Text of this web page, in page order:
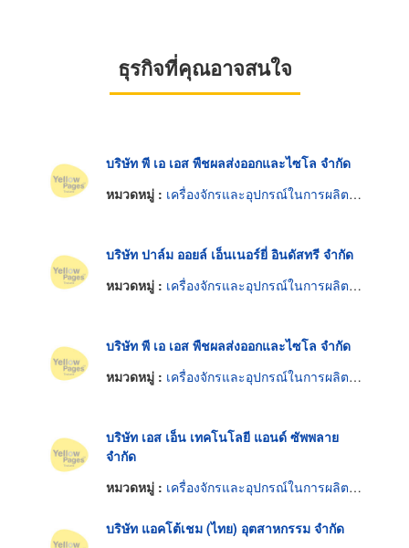
ธุรกิจที่คุณอาจสนใจ
บริษัท พี เอ เอส พืชผลส่งออกและไซโล จำกัด
หมวดหมู่ : เครื่องจักรและอุปกรณ์ในการผลิตน้ำมันพืช
บริษัท ปาล์ม ออยล์ เอ็นเนอร์ยี่ อินดัสทรี จำกัด
หมวดหมู่ : เครื่องจักรและอุปกรณ์ในการผลิตน้ำมันพืช
บริษัท พี เอ เอส พืชผลส่งออกและไซโล จำกัด
หมวดหมู่ : เครื่องจักรและอุปกรณ์ในการผลิตน้ำมันพืช
บริษัท เอส เอ็น เทคโนโลยี แอนด์ ซัพพลาย
จำกัด
หมวดหมู่ : เครื่องจักรและอุปกรณ์ในการผลิตน้ำมันพืช
บริษัท แอคโต้เชม (ไทย) อุตสาหกรรม จำกัด